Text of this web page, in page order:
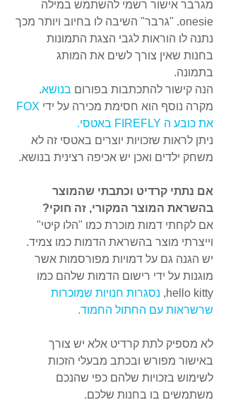
מגרבר אישור רשמי להשתמש במילה
onesie. "גרבר" השיבה לו בחיוב ויותר מכך
נתנה לו הוראות לגבי הצגת התמונות
בחנות שאין צורך לשים את המותג
בתמונה.
הנה קישור להתכתבות בפורום בנושא.
מקרה נוסף הוא חסימת מכירה על ידי
את כובע ה FIREFLY באטסי.
ניתן לראות שזכויות יוצרים באטסי זה לא
משחק ילדים ואכן יש אכיפה רצינית בנושא.
אם נתתי קרדיט וכתבתי שהמוצר
בהשראת המוצר המקורי, זה חוקי?
אם לקחתי דמות מוכרת כמו "הלו קיטי"
וייצרתי מוצר בהשראת הדמות כמו צמיד.
יש הגנה גם על דמויות מפורסמות אשר
מוגנות על ידי רישום הדמות שלהם כמו
hello kitty,
נסגרות חנויות שמוכרות
שרשראות עם החתול החמוד.
לא מספיק לתת קרדיט אלא יש צורך
באישור מפורש ובכתב מבעלי הזכות
לשימוש בזכויות שלהם כפי שהנכם
משתמשים בו בחנות שלכם.